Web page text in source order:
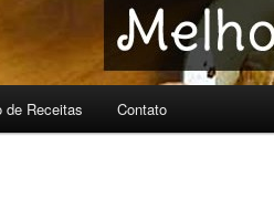
de Receitas Contato